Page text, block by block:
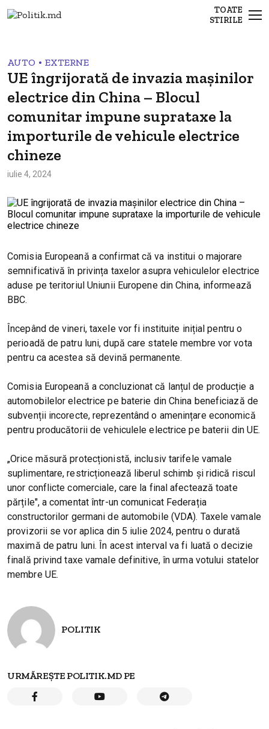
TOATE
STIRILE
AUTO • EXTERNE
UE îngrijorată de invazia mașinilor
electrice din China – Blocul
comunitar impune suprataxe la
importurile de vehicule electrice
chineze
iulie 4, 2024
Comisia Europeană a confirmat că va institui o majorare
semnificativă în privința taxelor asupra vehiculelor electrice
aduse pe teritoriul Uniunii Europene din China, informează
BBC.
Începând de vineri, taxele vor fi instituite inițial pentru o
perioadă de patru luni, după care statele membre vor vota
pentru ca acestea să devină permanente.
Comisia Europeană a concluzionat că lanțul de producție a
automobilelor electrice pe baterie din China beneficiază de
subvenții incorecte, reprezentând o amenințare economică
pentru producătorii de vehiculele electrice pe baterii din UE.
„Orice măsură protecționistă, inclusiv tarifele vamale
suplimentare, restricționează liberul schimb și ridică riscul
unor conflicte comerciale, care la final afectează toate
părțile", a comentat într-un comunicat Federația
constructorilor germani de automobile (VDA). Taxele vamale
provizorii se vor aplica din 5 iulie 2024, pentru o durată
maximă de patru luni. În acest interval va fi luată o decizie
finală privind taxe vamale definitive, în urma votului statelor
membre UE.
POLITIK
URMĂREȘTE POLITIK.MD PE